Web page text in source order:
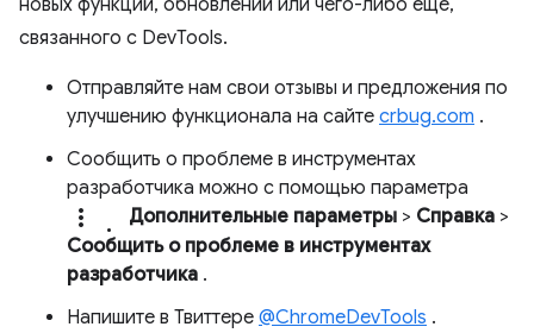
связанного с DevTools.
Отправляйте нам свои отзывы и предложения по
улучшению функционала на сайте crbug.com .
Сообщить о проблеме в инструментах
разработчика можно с помощью параметра
more_vert. Дополнительные параметры > Справка >
Сообщить о проблеме в инструментах
разработчика .
Напишите в Твиттере @ChromeDevTools .